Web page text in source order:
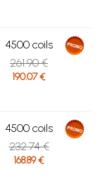
4500 coils
261.90 €
190.07 €
4500 coils
232.74 €
168.89 €